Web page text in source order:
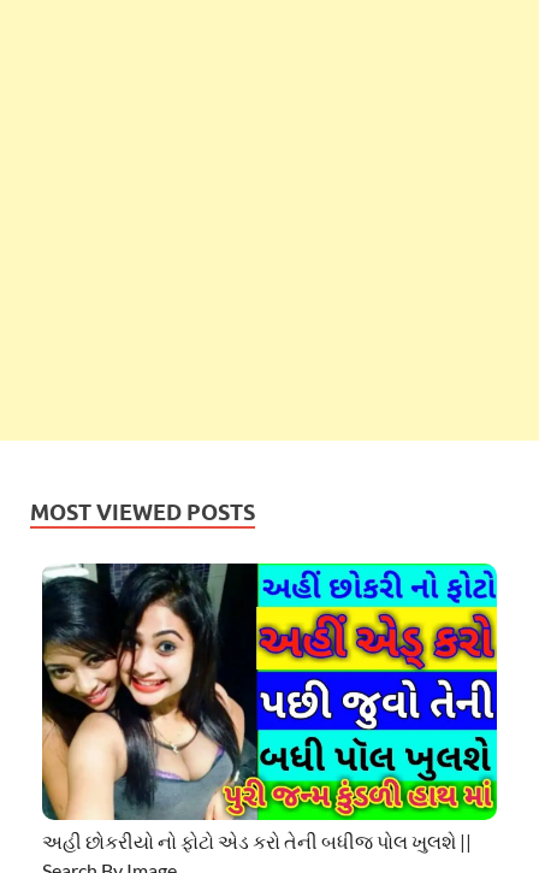
MOST VIEWED POSTS
અહી છોકરીયો નો ફોટો એડ કરો તેની બધીજ પોલ ખુલશે ||